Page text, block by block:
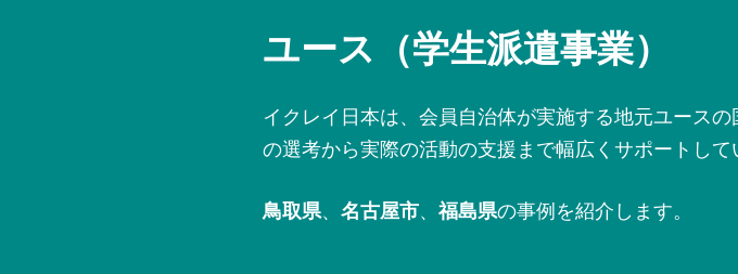
ユース（学生派遣事業）
イクレイ日本は、会員自治体が実施する地元ユース
の選考から実際の活動の支援まで幅広くサポートして
鳥取県、 名古屋市、 福島県の事例を紹介します。